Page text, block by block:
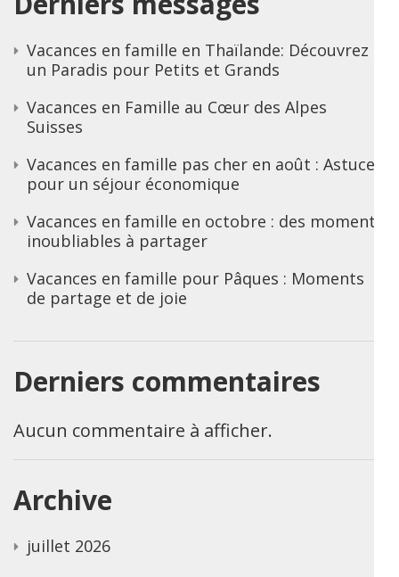
Vacances en famille en Thaïlande: Découvrez
un Paradis pour Petits et Grands
Vacances en Famille au Cœur des Alpes
Suisses
Vacances en famille pas cher en août : Astuces
pour un séjour économique
Vacances en famille en octobre : des moments
inoubliables à partager
Vacances en famille pour Pâques : Moments
de partage et de joie
Derniers commentaires
Aucun commentaire à afficher.
Archive
juillet 2026